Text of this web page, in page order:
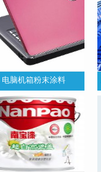
电脑机箱粉末涂料